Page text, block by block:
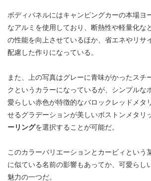
ボディパネルにはキャンピングカーの本場ヨ
なアルミを使用しており、断熱性や軽量化な
の性能を向上させているほか、省エネやリサ
配慮した作りになっている。
また、上の写真はグレーに青味がかったスチ
クというカラーになっているが、シンプルな
愛らしい赤色が特徴的なバロックレッドメタ
せるグラデーションが美しいボストンメタリ
ーリングを選択することが可能だ。
このカラーバリエーションとカービィという
に似ている名前の影響もあってか、可愛らし
魅力の一つだ。